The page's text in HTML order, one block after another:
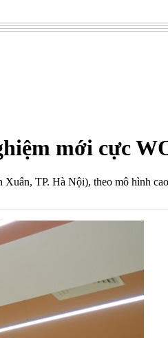
mới cực
TP. Hà Nội), theo mô hình